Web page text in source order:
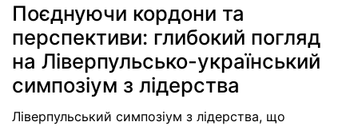
Поєднуючи кордони та
перспективи: глибокий погляд
на Ліверпульсько-український
симпозіум з лідерства
Ліверпульський симпозіум з лідерства, що